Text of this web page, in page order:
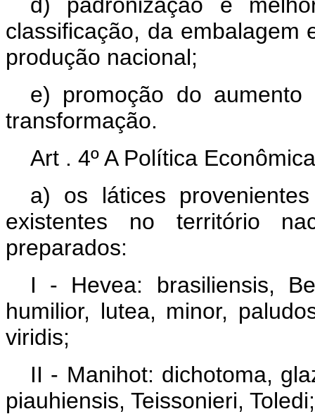
classificação, da embalagem
produção nacional;
e) promoção do
transformação.
Art . 4º A Política
a) os látices
existentes no território
preparados:
I - Hevea: brasiliensis,
humilior, lutea, minor,
viridis;
II - Manihot: dichotoma,
piauhiensis, Teissonieri, Toledi;